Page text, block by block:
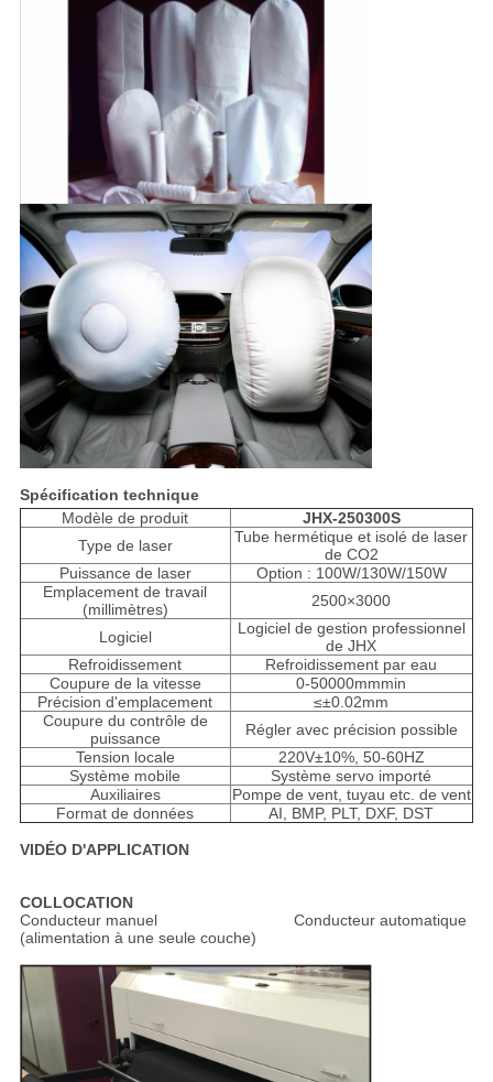
Spécification technique
Modèle de produit
JHX-250300S
Type de laser
Tube hermétique et isolé de laser
de CO2
Puissance de laser
Option : 100W/130W/150W
Emplacement de travail
(millimètres)
2500×3000
Logiciel
Logiciel de gestion professionnel
de JHX
Refroidissement
Refroidissement par eau
Coupure de la vitesse
0-50000mmmin
Précision d'emplacement
≤±0.02mm
Coupure du contrôle de
puissance
Régler avec précision possible
Tension locale
220V±10%, 50-60HZ
Système mobile
Système servo importé
Auxiliaires
Pompe de vent, tuyau etc. de vent
Format de données
AI, BMP, PLT, DXF, DST
VIDÉO D'APPLICATION
COLLOCATION
Conducteur manuel Conducteur automatique
(alimentation à une seule couche)